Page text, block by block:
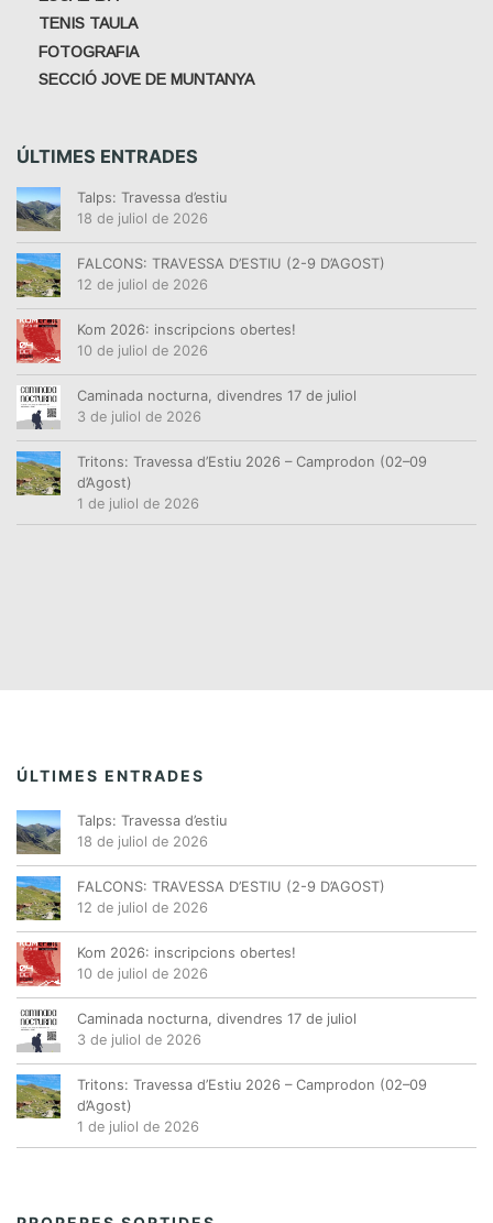
TENIS TAULA
FOTOGRAFIA
SECCIÓ JOVE DE MUNTANYA
ÚLTIMES ENTRADES
Talps: Travessa d’estiu
18 de juliol de 2026
FALCONS: TRAVESSA D’ESTIU (2-9 D’AGOST)
12 de juliol de 2026
Kom 2026: inscripcions obertes!
10 de juliol de 2026
Caminada nocturna, divendres 17 de juliol
3 de juliol de 2026
Tritons: Travessa d’Estiu 2026 – Camprodon (02–09
d’Agost)
1 de juliol de 2026
ÚLTIMES ENTRADES
Talps: Travessa d’estiu
18 de juliol de 2026
FALCONS: TRAVESSA D’ESTIU (2-9 D’AGOST)
12 de juliol de 2026
Kom 2026: inscripcions obertes!
10 de juliol de 2026
Caminada nocturna, divendres 17 de juliol
3 de juliol de 2026
Tritons: Travessa d’Estiu 2026 – Camprodon (02–09
d’Agost)
1 de juliol de 2026